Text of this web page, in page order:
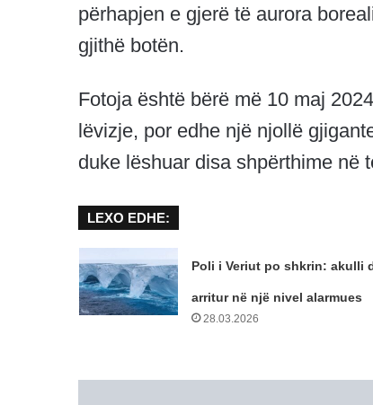
përhapjen e gjerë të aurora
gjithë botën.
Fotoja është bërë më 10 maj
lëvizje, por edhe një njollë
duke lëshuar disa shpërthime në
LEXO EDHE:
Poli i Veriut po shkrin: akulli
arritur në një nivel alarmues
28.03.2026